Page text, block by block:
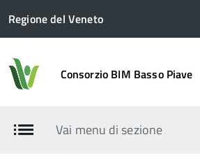
Regione del Veneto
Consorzio BIM Basso Piave
Vai menu di sezione